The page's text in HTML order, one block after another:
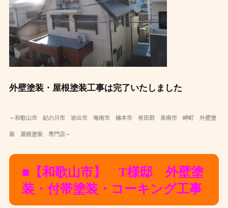
外壁塗装・屋根塗装工事は完了いたしました
～和歌山市 紀の川市 岩出市 海南市 橋本市 有田郡 泉南市 岬町 外壁塗
装 屋根塗装 専門店～
■【和歌山市】 T様邸 外壁塗
装・付帯塗装・コーキング工事